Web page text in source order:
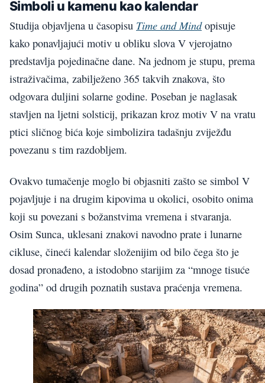
Simboli u kamenu kao kalendar
Studija objavljena u časopisu Time and Mindopisuje
kako ponavljajući motiv u obliku slova V vjerojatno
predstavlja pojedinačne dane. Na jednom je stupu, prema
istraživačima, zabilježeno 365 takvih znakova, što
odgovara duljini solarne godine. Poseban je naglasak
stavljen na ljetni solsticij, prikazan kroz motiv V na vratu
ptici sličnog bića koje simbolizira tadašnju zviježđu
povezanu s tim razdobljem.
Ovakvo tumačenje moglo bi objasniti zašto se simbol V
pojavljuje i na drugim kipovima u okolici, osobito onima
koji su povezani s božanstvima vremena i stvaranja.
Osim Sunca, uklesani znakovi navodno prate i lunarne
cikluse, čineći kalendar složenijim od bilo čega što je
dosad pronađeno, a istodobno starijim za “mnoge tisuće
godina” od drugih poznatih sustava praćenja vremena.